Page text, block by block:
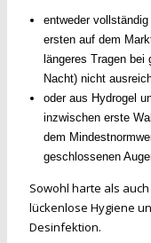
entweder
ersten auf dem
längeres Tragen
Nacht) nicht
oder aus Hydrogel
inzwischen erste
dem
geschlossenen
Sowohl harte als
lückenlose Hygiene
Desinfektion.